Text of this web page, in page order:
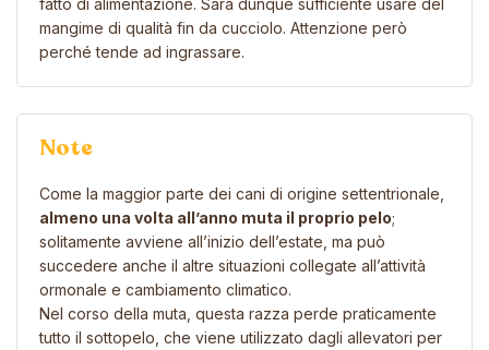
mangime di qualità fin da cucciolo. Attenzione però
perché tende ad ingrassare.
Note
Come la maggior parte dei cani di origine settentrionale,
almeno una volta all’anno muta il proprio pelo;
solitamente avviene all’inizio dell’estate, ma può
succedere anche il altre situazioni collegate all’attività
ormonale e cambiamento climatico.
Nel corso della muta, questa razza perde praticamente
tutto il sottopelo, che viene utilizzato dagli allevatori per